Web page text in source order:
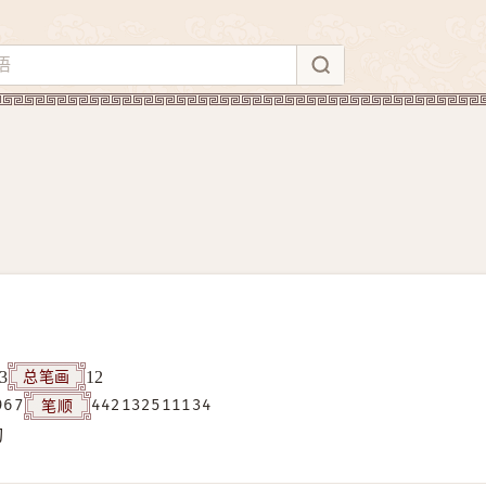
3 总笔画 12
笔顺 442132511134